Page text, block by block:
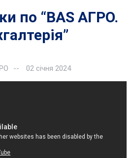
по “BAS АГРО.
02 січня 2024